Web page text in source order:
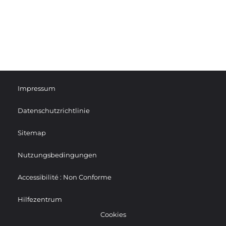
Impressum
Datenschutzrichtlinie
Sitemap
Nutzungsbedingungen
Accessibilité : Non Conforme
Hilfezentrum
Cookies